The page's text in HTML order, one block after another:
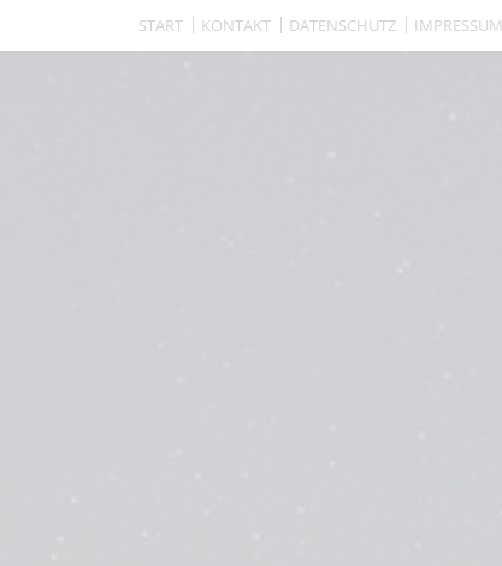
START KONTAKT DATENSCHUTZ IMPRESSUM